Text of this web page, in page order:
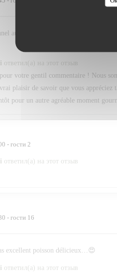
au top . Quand au menu le choix
ответил(а) на этот отзыв
votre gentil commentaire ! Nous
plaisir de savoir que vous
pour un autre agréable moment
- гости 2
ответил(а) на этот отзыв
- гости 16
excellent poisson délicieux…😍
ответил(а) на этот отзыв